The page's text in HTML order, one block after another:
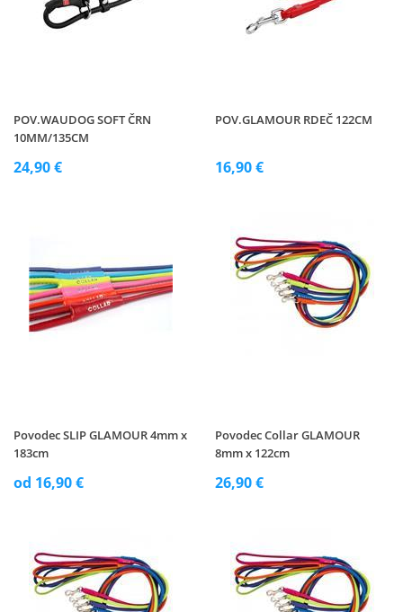
POV.WAUDOG SOFT ČRN
10MM/135CM
24,90 €
POV.GLAMOUR RDEČ 122CM
16,90 €
Povodec SLIP GLAMOUR 4mm x
183cm
od 16,90 €
Povodec Collar GLAMOUR
8mm x 122cm
26,90 €